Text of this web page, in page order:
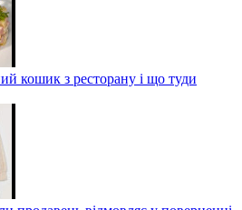
кошик з ресторану і що туди